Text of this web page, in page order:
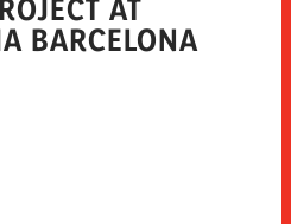
AT
BARCELONA